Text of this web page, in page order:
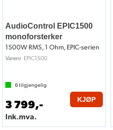
AudioControl EPIC1500
monoforsterker
1500W RMS, 1 Ohm, EPIC-serien
Varenr EPIC1500
6tilgjengelig
3 799,-
Ink.mva.
KJØP